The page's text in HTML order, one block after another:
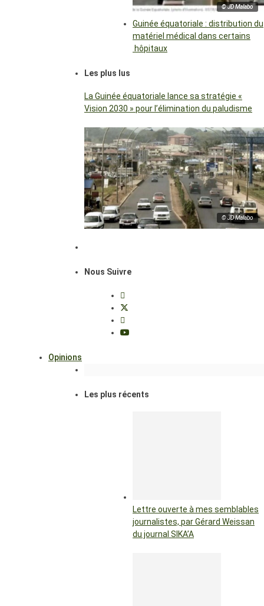
© JD Malabo
Guinée équatoriale : distribution du
matériel médical dans certains
hôpitaux
Les plus lus
La Guinée équatoriale lance sa stratégie «
Vision 2030 » pour l’élimination du paludisme
© JD Malabo
Nous Suivre
Opinions
Les plus récents
Lettre ouverte à mes semblables
journalistes, par Gérard Weissan
du journal SIKA’A